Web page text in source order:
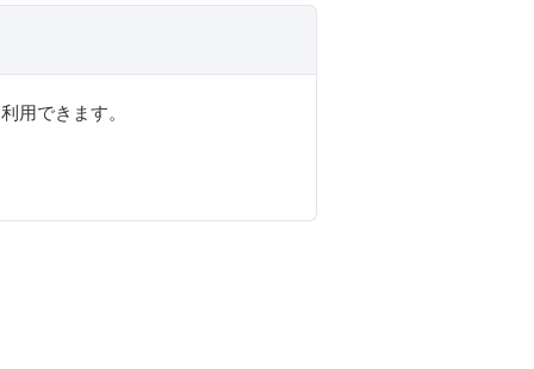
用できます。